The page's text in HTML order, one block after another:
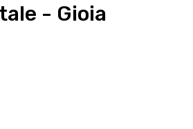
- Gioia